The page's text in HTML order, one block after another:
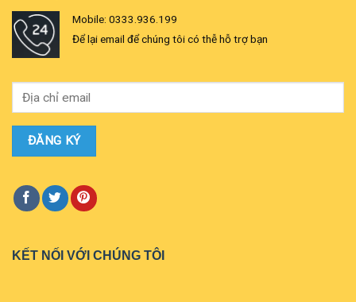
Mobile: 0333.936.199
Để lại email để chúng tôi có thễ hỗ trợ bạn
KẾT NỐI VỚI CHÚNG TÔI